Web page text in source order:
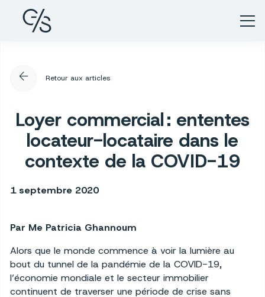
arrow_back Retour aux articles
Loyer commercial : ententes
locateur-locataire dans le
contexte de la COVID-19
1 septembre 2020
Par Me Patricia Ghannoum
Alors que le monde commence à voir la lumière au
bout du tunnel de la pandémie de la COVID-19,
l’économie mondiale et le secteur immobilier
continuent de traverser une période de crise sans